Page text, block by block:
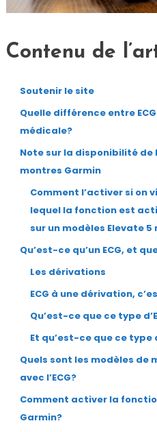
Contenu de
Soutenir le site
Quelle différence entre
médicale?
Note sur la disponibilité de
montres Garmin
Comment l’activer si on
lequel la fonction est
sur un modèles Elevate 5
Qu’est-ce qu’un ECG, et
Les dérivations
ECG à une dérivation,
Qu’est-ce que ce type
Et qu’est-ce que ce type
Quels sont les modèles
avec l’ECG?
Comment activer la
Garmin?